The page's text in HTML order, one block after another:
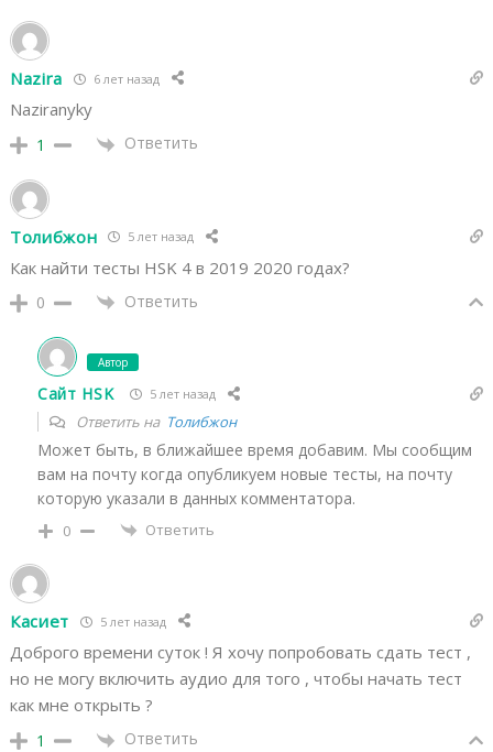
Nazira 6 лет назад
Naziranyky
1 Ответить
Толибжон 5 лет назад
Как найти тесты HSK 4 в 2019 2020 годах?
0 Ответить
Автор
Сайт HSK 5 лет назад
Ответить на Толибжон
Может быть, в ближайшее время добавим. Мы сообщим
вам на почту когда опубликуем новые тесты, на почту
которую указали в данных комментатора.
0 Ответить
Касиет 5 лет назад
Доброго времени суток ! Я хочу попробовать сдать тест ,
но не могу включить аудио для того , чтобы начать тест
как мне открыть ?
1 Ответить